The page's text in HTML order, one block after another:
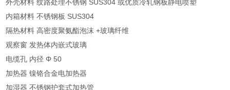
外壳材料 纹路处理不锈钢 SUS304 或优质冷轧钢板静电喷塑
内箱材料 不锈钢板 SUS304
隔热材料 高密度聚氨酯泡沫 +玻璃纤维
观察窗 发热体内嵌式玻璃
电缆孔 内径 Φ 50
加热器 镍铬合金电加热器
加湿器 不锈钢护套式加热管